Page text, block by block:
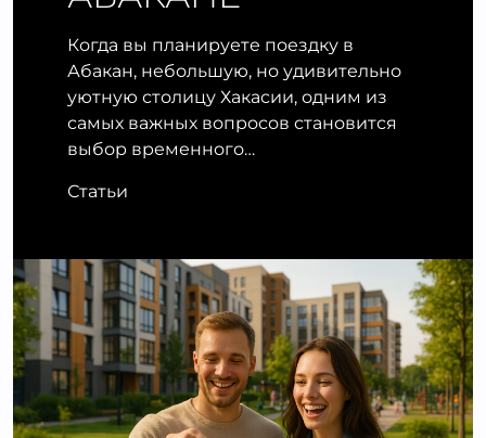
Когда вы планируете поездку в
Абакан, небольшую, но удивительно
уютную столицу Хакасии, одним из
самых важных вопросов становится
выбор временного…
Статьи